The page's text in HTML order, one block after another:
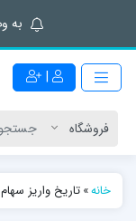
به
|
خانه»تاریخ واریز سهام